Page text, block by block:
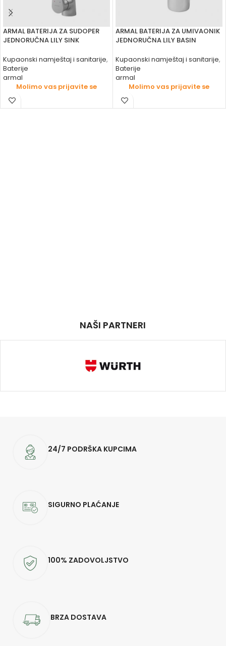
ARMAL BATERIJA ZA SUDOPER
JEDNORUČNA LILY SINK
Kupaonski namještaj i sanitarije,
Baterije
armal
Molimo vas prijavite se
ARMAL BATERIJA ZA UMIVAONIK
JEDNORUČNA LILY BASIN
Kupaonski namještaj i sanitarije,
Baterije
armal
Molimo vas prijavite se
NAŠI PARTNERI
24/7 PODRŠKA KUPCIMA
SIGURNO PLAĆANJE
100% ZADOVOLJSTVO
BRZA DOSTAVA